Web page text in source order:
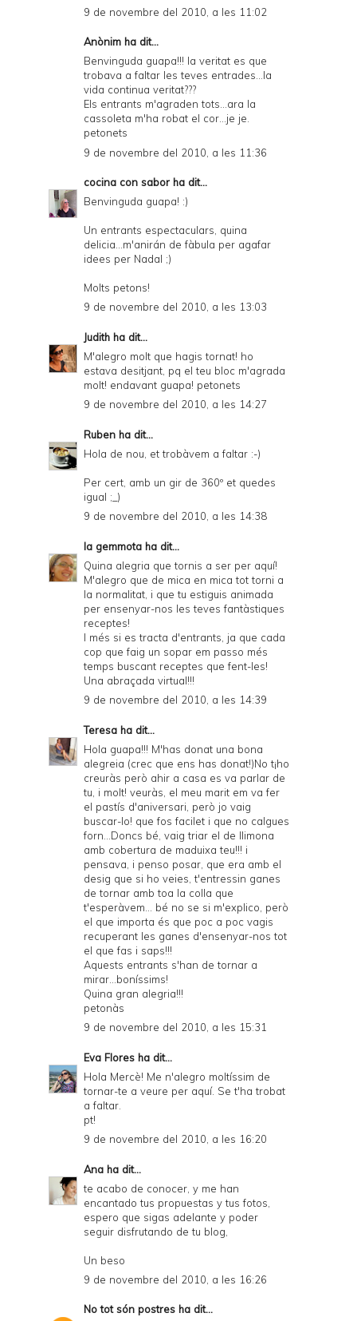
9 de novembre del 2010, a les 11:02
Anònim ha dit...
Benvinguda guapa!!! la veritat es que
trobava a faltar les teves entrades...la
vida continua veritat???
Els entrants m'agraden tots...ara la
cassoleta m'ha robat el cor...je je.
petonets
9 de novembre del 2010, a les 11:36
cocina con sabor ha dit...
Benvinguda guapa! :)
Un entrants espectaculars, quina
delicia...m'anirán de fàbula per agafar
idees per Nadal ;)
Molts petons!
9 de novembre del 2010, a les 13:03
Judith ha dit...
M'alegro molt que hagis tornat! ho
estava desitjant, pq el teu bloc m'agrada
molt! endavant guapa! petonets
9 de novembre del 2010, a les 14:27
Ruben ha dit...
Hola de nou, et trobàvem a faltar :-)
Per cert, amb un gir de 360º et quedes
igual ;_)
9 de novembre del 2010, a les 14:38
la gemmota ha dit...
Quina alegria que tornis a ser per aquí!
M'alegro que de mica en mica tot torni a
la normalitat, i que tu estiguis animada
per ensenyar-nos les teves fantàstiques
receptes!
I més si es tracta d'entrants, ja que cada
cop que faig un sopar em passo més
temps buscant receptes que fent-les!
Una abraçada virtual!!!
9 de novembre del 2010, a les 14:39
Teresa ha dit...
Hola guapa!!! M'has donat una bona
alegreia (crec que ens has donat!)No t¡ho
creuràs però ahir a casa es va parlar de
tu, i molt! veuràs, el meu marit em va fer
el pastís d'aniversari, però jo vaig
buscar-lo! que fos facilet i que no calgues
forn...Doncs bé, vaig triar el de llimona
amb cobertura de maduixa teu!!! i
pensava, i penso posar, que era amb el
desig que si ho veies, t'entressin ganes
de tornar amb toa la colla que
t'esperàvem... bé no se si m'explico, però
el que importa és que poc a poc vagis
recuperant les ganes d'ensenyar-nos tot
el que fas i saps!!!
Aquests entrants s'han de tornar a
mirar...boníssims!
Quina gran alegria!!!
petonàs
9 de novembre del 2010, a les 15:31
Eva Flores ha dit...
Hola Mercè! Me n'alegro moltíssim de
tornar-te a veure per aquí. Se t'ha trobat
a faltar.
pt!
9 de novembre del 2010, a les 16:20
Ana ha dit...
te acabo de conocer, y me han
encantado tus propuestas y tus fotos,
espero que sigas adelante y poder
seguir disfrutando de tu blog,
Un beso
9 de novembre del 2010, a les 16:26
No tot són postres ha dit...